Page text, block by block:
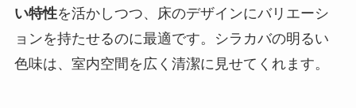
い特性を活かしつつ、床のデザインにバリエーシ
ョンを持たせるのに最適です。シラカバの明るい
色味は、室内空間を広く清潔に見せてくれます。